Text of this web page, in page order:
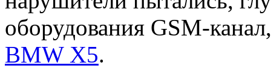
оборудования GSM-
BMW X5.